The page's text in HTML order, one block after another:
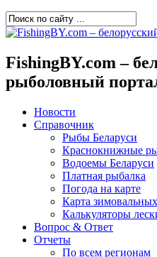
FishingBY.com –
рыболовный
Новости
Справочник
Рыбы Беларуси
Краснокнижные
Водоемы Беларуси
Платная рыбалка
Погода на карте
Карта
Калькуляторы
Вопрос & Ответ
Отчеты
По всем регионам